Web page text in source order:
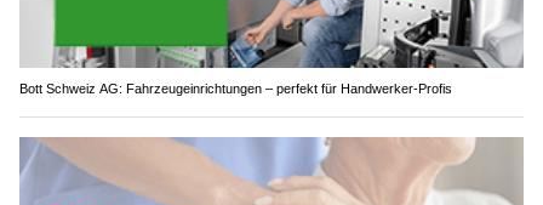
Bott Schweiz AG: Fahrzeugeinrichtungen – perfekt für Handwerker-Profis